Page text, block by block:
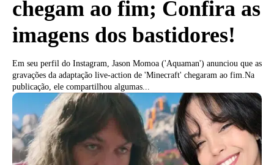
chegam ao fim; Confira as
imagens dos bastidores!
Em seu perfil do Instagram, Jason Momoa ('Aquaman') anunciou que as
gravações da adaptação live-action de 'Minecraft' chegaram ao fim.Na
publicação, ele compartilhou algumas...